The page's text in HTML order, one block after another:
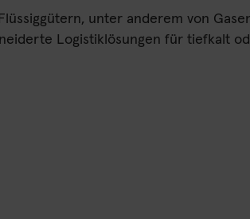
unter anderem von
Logistiklösungen für tiefkalt